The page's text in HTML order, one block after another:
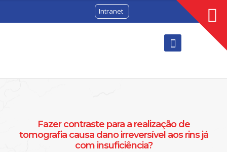
Intranet
Fazer contraste para a realização de
tomografia causa dano irreversível aos rins já
com insuficiência?